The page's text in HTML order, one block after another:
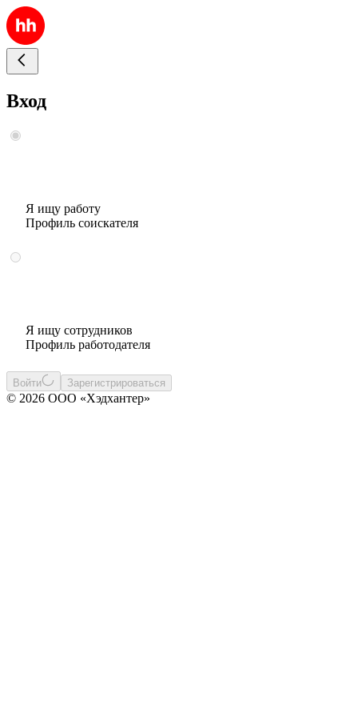
Вход
Я ищу работу
Профиль соискателя
Я ищу сотрудников
Профиль работодателя
Войти Зарегистрироваться
© 2026 ООО «Хэдхантер»